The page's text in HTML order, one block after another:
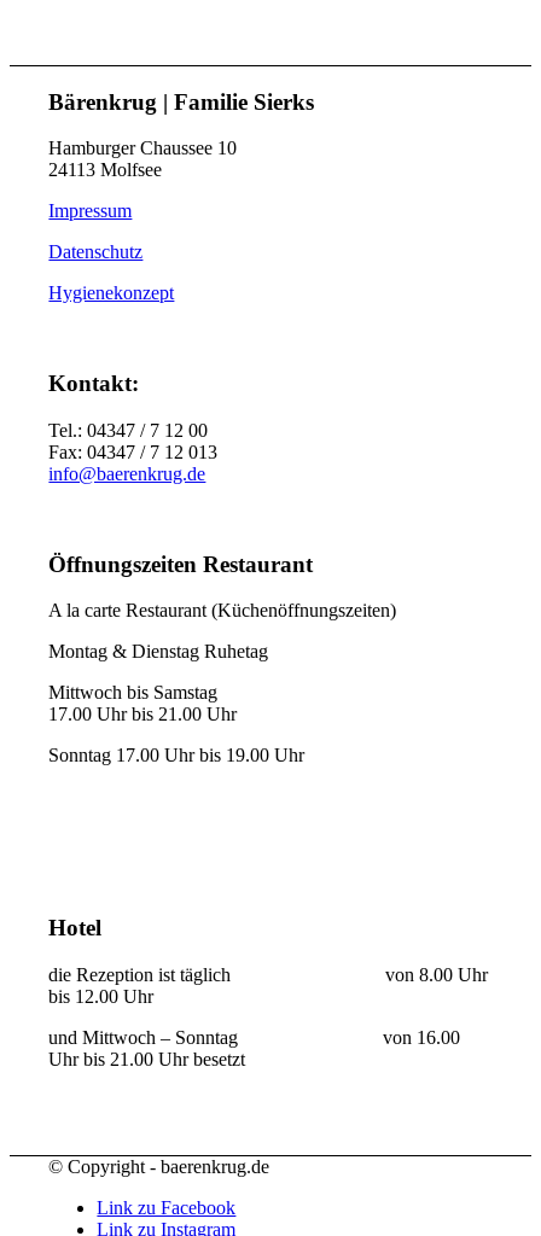
Bärenkrug | Familie Sierks
Hamburger Chaussee 10
24113 Molfsee
Impressum
Datenschutz
Hygienekonzept
Kontakt:
Tel.: 04347 / 7 12 00
Fax: 04347 / 7 12 013
info@baerenkrug.de
Öffnungszeiten Restaurant
A la carte Restaurant (Küchenöffnungszeiten)
Montag & Dienstag Ruhetag
Mittwoch bis Samstag
17.00 Uhr bis 21.00 Uhr
Sonntag 17.00 Uhr bis 19.00 Uhr
Hotel
die Rezeption ist täglich von 8.00 Uhr
bis 12.00 Uhr
und Mittwoch – Sonntag von 16.00
Uhr bis 21.00 Uhr besetzt
© Copyright - baerenkrug.de
Link zu Facebook
Link zu Instagram